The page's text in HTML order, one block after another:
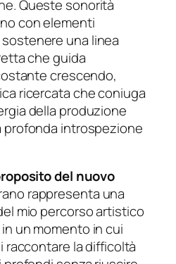
Queste sonorità
con elementi
una linea
che guida
crescendo,
ricercata che coniuga
della produzione
introspezione
del nuovo
rappresenta una
mio percorso artistico
un momento in cui
raccontare la difficoltà